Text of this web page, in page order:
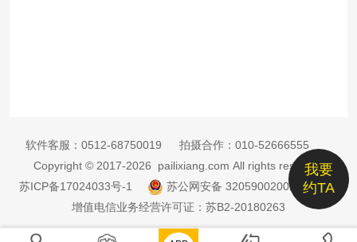
我要
约TA
软件客服： 0512-68750019 拍摄合作： 010-52666555
Copyright © 2017-2026 pailixiang.com All rights reserved
苏ICP备17024033号-1
苏公网安备 32059002002885号
增值电信业务经营许可证：苏B2-20180263